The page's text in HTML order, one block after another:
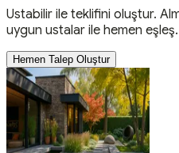
Ustabilir ile teklifini oluştur.
uygun ustalar ile hemen eşleş.
Hemen Talep Oluştur